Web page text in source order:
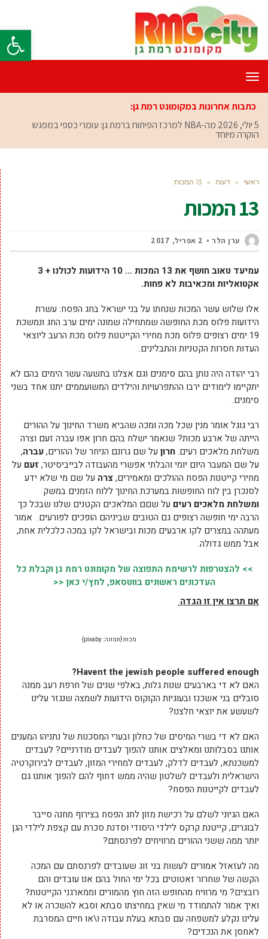
פתח
תפריט
כתבות אחרונות במקומונט רמת גן:
5 יולי, 2026
מה-NBA למרכז הפיתוח ברמת גן: עומרי כספי במפגש
הוקרה מיוחד
ראשי » דעות » 13 המכות
13 המכות
ערן הלר 2 אפריל, 2017
עמיעד טאוב חושף את 13 המכות … 10 הידועות לכולנו + 3
אקטואליות ומכאיבות לא פחות.
אלו שלוש עשר המכות שנחתו על בני ישראל בחג הפסח: עשרת
הידועות פלוס מכת החופשה שמתחילה שמונה ימים ערב החג ונמשכת
19 ימים רצופים פלוס מכת מחירי הקייטנות פלוס מכת הרעב ליוצאי
העדות חסרות הקטניות והתבלינים.
רבי יהודה היה נותן בהם סימנים וגם אצלנו בתשעה עשר הימים בהם לא
יתקיימו לימודים ירבו ההתפרעויות והילדים המשועממים יתנו אחד בשני
סימנים.
רבי גוגל אומר מנין שכל מכה ומכה שהביא משרד החינוך על ההורים
הייתה של ארבע מכות? שנאמר ישלח בהם חרון אפו עברה זעם וצרה
משלחת מלאכים רעים.חרון על שם גרונם הניחר של ההורים,עברה,
על שם המעבר היום יומי והבלתי אפשרי מהעבודה לבייביסיטר, זעם על
מחירי קייטנות הפסח ההולכים ומאמירים,צרה על שם מי שלא ידע
לסנכרן בין לוח החופשות במערכת החינוך ללוח הזמנים במשק
ומשלחת מלאכים רעים על שםם המלאכים הקטנים שלנו שבכל כך
הרבה ימי חופשה רצופים גם הטובים שביניהם הופכים לפורעים. אמור
מעתהה במצרים לקו ארבעים מכות ובישראל לקו במכה כלכלית אחת,
אבל ממש גדולה.
>> להצטרפות לרשימת התפוצה של מקומונט רמת גן וקבלת כל
העדכונים ראשונים בווטסאפ, לחץ/י כאן <<
אם תרצו אין זו הגדה
מכות {תמונה: pixaby}
Havent the jewish people suffered enough?
האם לא די בארבעים שנות גלות, באלפי שנים של חרפת רעב ממנה
סובלים בני אשכנז ובעוגיות הקוקוס הידועות לשמצה שנגזר עלינו
לשעשע את יוצאי חלצנו?
האם לא די בשרי המיסים של כחלון ובערי המסכנות של נתניהו המענים
אותנו בסבלותנו ומאלצים אותנו להפוך לעבדים מודרניים? לעבדים
למשכנתא, לעבדים לדלק, לעבדים למחירי המזון, לעבדים לבירוקרטיה
הישראלית ולעבדים לשלטון שהיה ממש דחוף להם להפוך אותנו גם
לעבדים לקייטנות הפסח?
האם הגיוני לשלם על רכישת מזון לחג הפסח בצירוף מחנה סייבר
לבוגרים, קייטנת קרקס לילדי היסודי וסדנת סכרת עם קצפת לילדי הגן
יותר ממה ששני ההורים מרוויחים לפרנסתם?
מה לעזאזל אמורים לעשות בני זוג שעובדים לפרנסתם עם המכה
הקשה של שחרור זאטוטים בכל ימי החול בהם אנו עובדים והם
רובצים? מי מרוויח מהחופש הזה חוץ מהמורים וממארגני הקייטנות?
ואיך אמור להתמודד מי שאין במחיצתו סבתא וסבא להשכרה או לא
עלינו נקלע למשפחה עם סבתא בעלת עבודה ו\או חיים המסרבת
לאחסן את הנכדים?